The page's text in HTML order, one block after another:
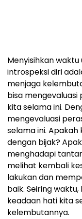
Menyisihkan
introspeksi diri
menjaga
bisa mengevaluasi
kita selama ini.
mengevaluasi
selama ini.
dengan bijak?
menghadapi
melihat kembali
lakukan dan
baik. Seiring
keadaan hati kita
kelembutannya.